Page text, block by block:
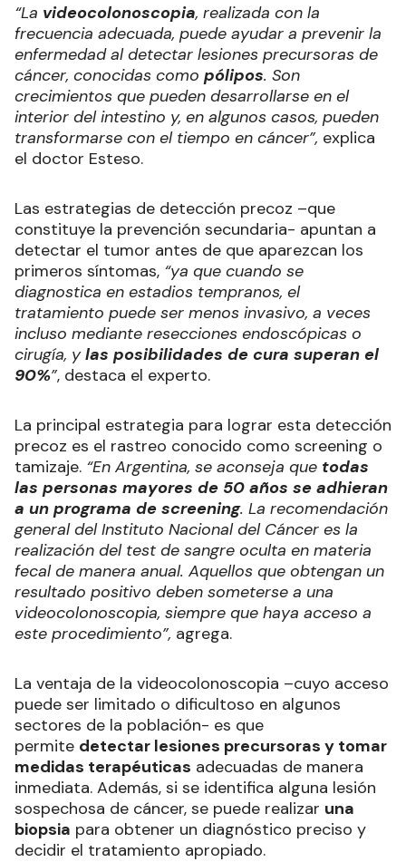
“La videocolonoscopia, realizada con la
frecuencia adecuada, puede ayudar a prevenir la
enfermedad al detectar lesiones precursoras de
cáncer, conocidas como pólipos. Son
crecimientos que pueden desarrollarse en el
interior del intestino y, en algunos casos, pueden
transformarse con el tiempo en cáncer”, explica
el doctor Esteso.
Las estrategias de detección precoz –que
constituye la prevención secundaria- apuntan a
detectar el tumor antes de que aparezcan los
primeros síntomas, “ya que cuando se
diagnostica en estadios tempranos, el
tratamiento puede ser menos invasivo, a veces
incluso mediante resecciones endoscópicas o
cirugía, ylas posibilidades de cura superan el
90%”, destaca el experto.
La principal estrategia para lograr esta detección
precoz es el rastreo conocido como screening o
tamizaje. “En Argentina, se aconseja que todas
las personas mayores de 50 años se adhieran
a un programa de screening. La recomendación
general del Instituto Nacional del Cáncer es la
realización del test de sangre oculta en materia
fecal de manera anual. Aquellos que obtengan un
resultado positivo deben someterse a una
videocolonoscopia, siempre que haya acceso a
este procedimiento”, agrega.
La ventaja de la videocolonoscopia –cuyo acceso
puede ser limitado o dificultoso en algunos
sectores de la población- es que
permite detectar lesiones precursoras y tomar
medidas terapéuticas adecuadas de manera
inmediata. Además, si se identifica alguna lesión
sospechosa de cáncer, se puede realizar una
biopsia para obtener un diagnóstico preciso y
decidir el tratamiento apropiado.